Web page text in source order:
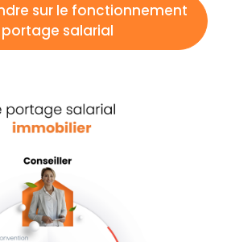
sur le fonctionnement
salarial